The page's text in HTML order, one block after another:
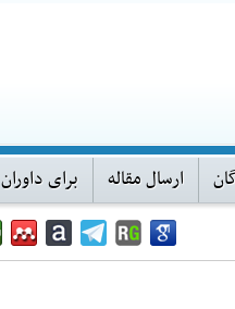
ارسال مقاله برای داوران